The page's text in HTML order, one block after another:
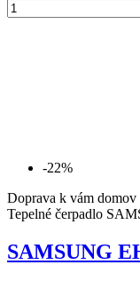
-22%
Doprava k vám domov
Tepelné čerpadlo
SAMSUNG